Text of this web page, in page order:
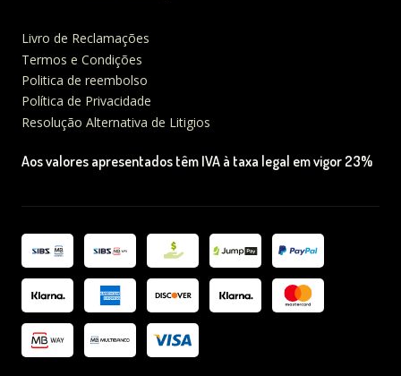
Livro de Reclamações
Termos e Condições
Politica de reembolso
Política de Privacidade
Resolução Alternativa de Litigios
Aos valores apresentados têm IVA à taxa legal em vigor 23%